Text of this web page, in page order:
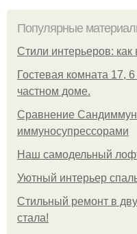
Популярные
Стили интерьеров:
Гостевая комната 17,
частном доме.
Сравнение
иммуносупрессорами
Наш самодельный
Уютный интерьер
Стильный ремонт в
стала!